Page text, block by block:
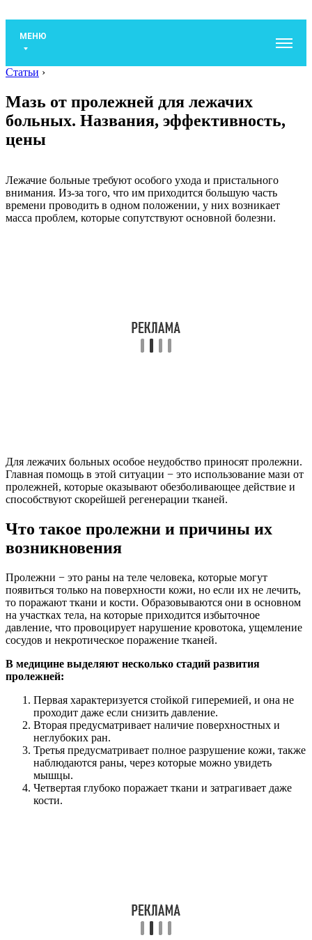
МЕНЮ
Статьи ›
Мазь от пролежней для лежачих
больных. Названия, эффективность,
цены
Лежачие больные требуют особого ухода и пристального
внимания. Из-за того, что им приходится большую часть
времени проводить в одном положении, у них возникает
масса проблем, которые сопутствуют основной болезни.
Для лежачих больных особое неудобство приносят пролежни.
Главная помощь в этой ситуации − это использование мази от
пролежней, которые оказывают обезболивающее действие и
способствуют скорейшей регенерации тканей.
Что такое пролежни и причины их
возникновения
Пролежни − это раны на теле человека, которые могут
появиться только на поверхности кожи, но если их не лечить,
то поражают ткани и кости. Образовываются они в основном
на участках тела, на которые приходится избыточное
давление, что провоцирует нарушение кровотока, ущемление
сосудов и некротическое поражение тканей.
В медицине выделяют несколько стадий развития
пролежней:
Первая характеризуется стойкой гиперемией, и она не
проходит даже если снизить давление.
Вторая предусматривает наличие поверхностных и
неглубоких ран.
Третья предусматривает полное разрушение кожи, также
наблюдаются раны, через которые можно увидеть
мышцы.
Четвертая глубоко поражает ткани и затрагивает даже
кости.